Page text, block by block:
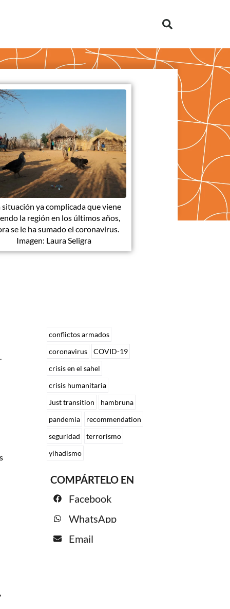
situación ya complicada que viene
la región en los últimos años,
se le ha sumado el coronavirus.
Imagen: Laura Seligra
conflictos armados
coronavirus
COVID-19
crisis en el sahel
crisis humanitaria
Just transition
hambruna
pandemia
recommendation
seguridad
terrorismo
yihadismo
COMPÁRTELO EN
Facebook
WhatsApp
Email